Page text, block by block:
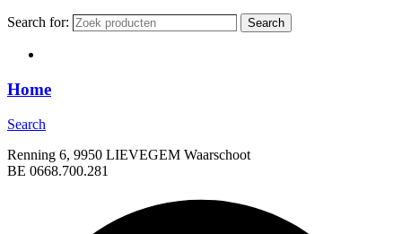
Search for: Search
Home
Search
Renning 6, 9950 LIEVEGEM Waarschoot
BE 0668.700.281